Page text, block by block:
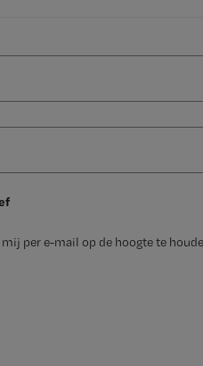
per e-mail op de hoogte te